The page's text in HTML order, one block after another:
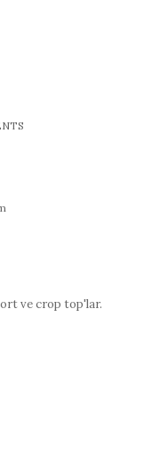
ve crop top'lar.